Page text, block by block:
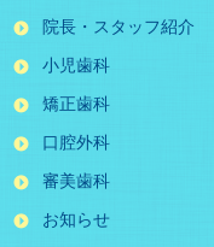
院長・スタッフ紹介
小児歯科
矯正歯科
口腔外科
審美歯科
お知らせ